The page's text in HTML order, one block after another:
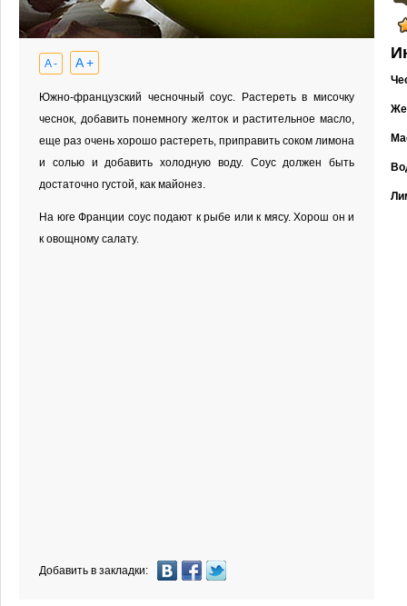
A - A +
Южно-французский чесночный соус. Растереть в мисочку
чеснок, добавить понемногу желток и растительное масло,
еще раз очень хорошо растереть, приправить соком лимона
и солью и добавить холодную воду. Соус должен быть
достаточно густой, как майонез.
На юге Франции соус подают к рыбе или к мясу. Хорош он и
к овощному салату.
Добавить в закладки: